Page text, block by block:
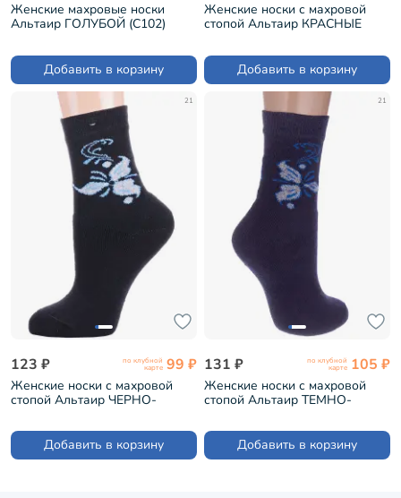
Женские махровые носки
Альтаир ГОЛУБОЙ (С102)
Добавить в корзину
Женские носки с махровой
стопой Альтаир КРАСНЫЕ
Добавить в корзину
21
123 ₽ по клубной
карте 99 ₽
Женские носки с махровой
стопой Альтаир ЧЕРНО-
Добавить в корзину
21
131 ₽ по клубной
карте 105 ₽
Женские носки с махровой
стопой Альтаир ТЕМНО-
Добавить в корзину